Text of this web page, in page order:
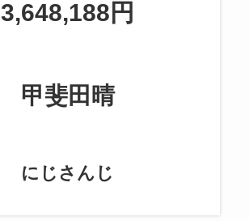
3,648,188円
甲斐田晴
にじさんじ